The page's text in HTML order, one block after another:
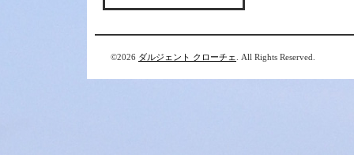
©2026 ダルジェント クローチェ . All Rights Reserved.